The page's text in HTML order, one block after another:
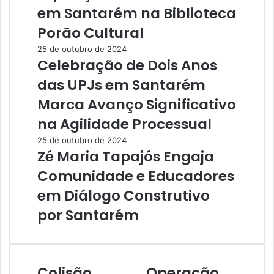
em Santarém na Biblioteca
Porão Cultural
25 de outubro de 2024
Celebração de Dois Anos
das UPJs em Santarém
Marca Avanço Significativo
na Agilidade Processual
25 de outubro de 2024
Zé Maria Tapajós Engaja
Comunidade e Educadores
em Diálogo Construtivo
por Santarém
C
O